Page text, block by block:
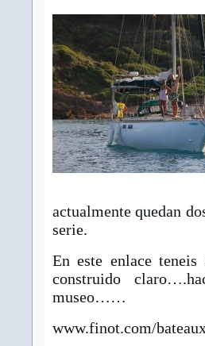
actualmente quedan
serie.
En este enlace
construido
museo……
www.finot.com/